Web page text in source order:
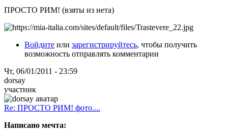
ПРОСТО РИМ! (взяты из нета)
Войдите или зарегистрируйтесь, чтобы получить
возможность отправлять комментарии
Чт, 06/01/2011 - 23:59
dorsay
участник
Re: ПРОСТО РИМ! фото....
Написано мечта: